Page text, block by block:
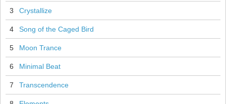
3 Crystallize
4 Song of the Caged Bird
5 Moon Trance
6 Minimal Beat
7 Transcendence